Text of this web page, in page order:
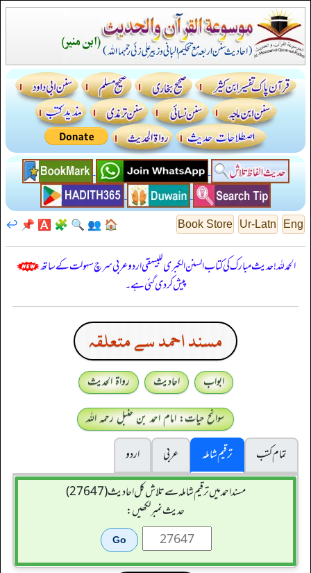
Eng
Ur-Latn
Book Store
🏠
👥
🔍
🧩
🅰️
📌
↩️
الحمدللہ! حدیث مبارک کی کتاب السنن الكبرى للبيهقي اردو عربی سرچ سہولت کے ساتھ
پیش کر دی گئی ہے۔
مسند احمد سے متعلقہ
ابواب احادیث
رواۃ الحدیث
سوانح حیات: امام احمد بن حنبل رحمہ اللہ
تمام کتب
ترقیم شاملہ عربی
اردو
مسند احمد میں ترقیم شاملہ سے تلاش کل احادیث (27647)
حدیث نمبر لکھیں: